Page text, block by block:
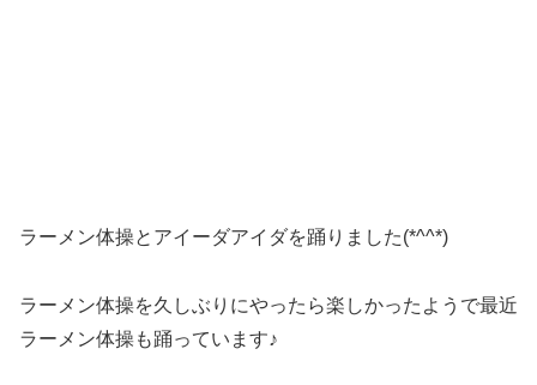
ラーメン体操とアイーダアイダを踊りました(*^^*)
ラーメン体操を久しぶりにやったら楽しかったようで最近
ラーメン体操も踊っています♪